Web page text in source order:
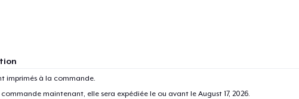
imprimés à la commande.
commande maintenant, elle sera expédiée le ou avant le August 17, 2026.